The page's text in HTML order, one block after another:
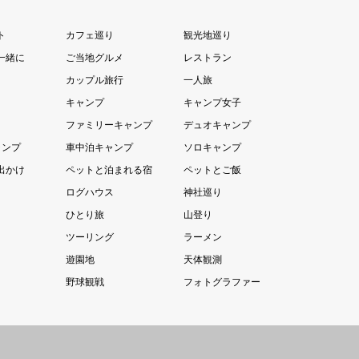
カフェ巡り
観光地巡り
緒に
ご当地グルメ
レストラン
カップル旅行
一人旅
キャンプ
キャンプ女子
ファミリーキャンプ
デュオキャンプ
プ
車中泊キャンプ
ソロキャンプ
かけ
ペットと泊まれる宿
ペットとご飯
ログハウス
神社巡り
ひとり旅
山登り
ツーリング
ラーメン
遊園地
天体観測
野球観戦
フォトグラファー